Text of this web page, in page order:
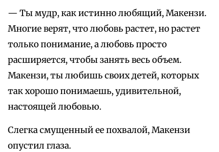
— Ты мудр, как истинно любящий, Макензи.
Многие верят, что любовь растет, но растет
только понимание, а любовь просто
расширяется, чтобы занять весь объем.
Макензи, ты любишь своих детей, которых
так хорошо понимаешь, удивительной,
настоящей любовью.
Слегка смущенный ее похвалой, Макензи
опустил глаза.